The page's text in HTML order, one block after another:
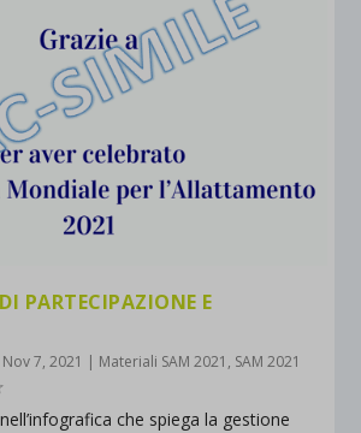
PARTECIPAZIONE E
Nov 7, 2021 | Materiali SAM 2021 , SAM 2021
che spiega la gestione